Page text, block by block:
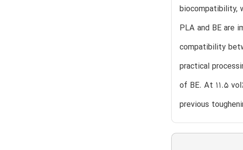
biocompatibility,
PLA and BE are
compatibility
practical
of BE. At 11.5
previous